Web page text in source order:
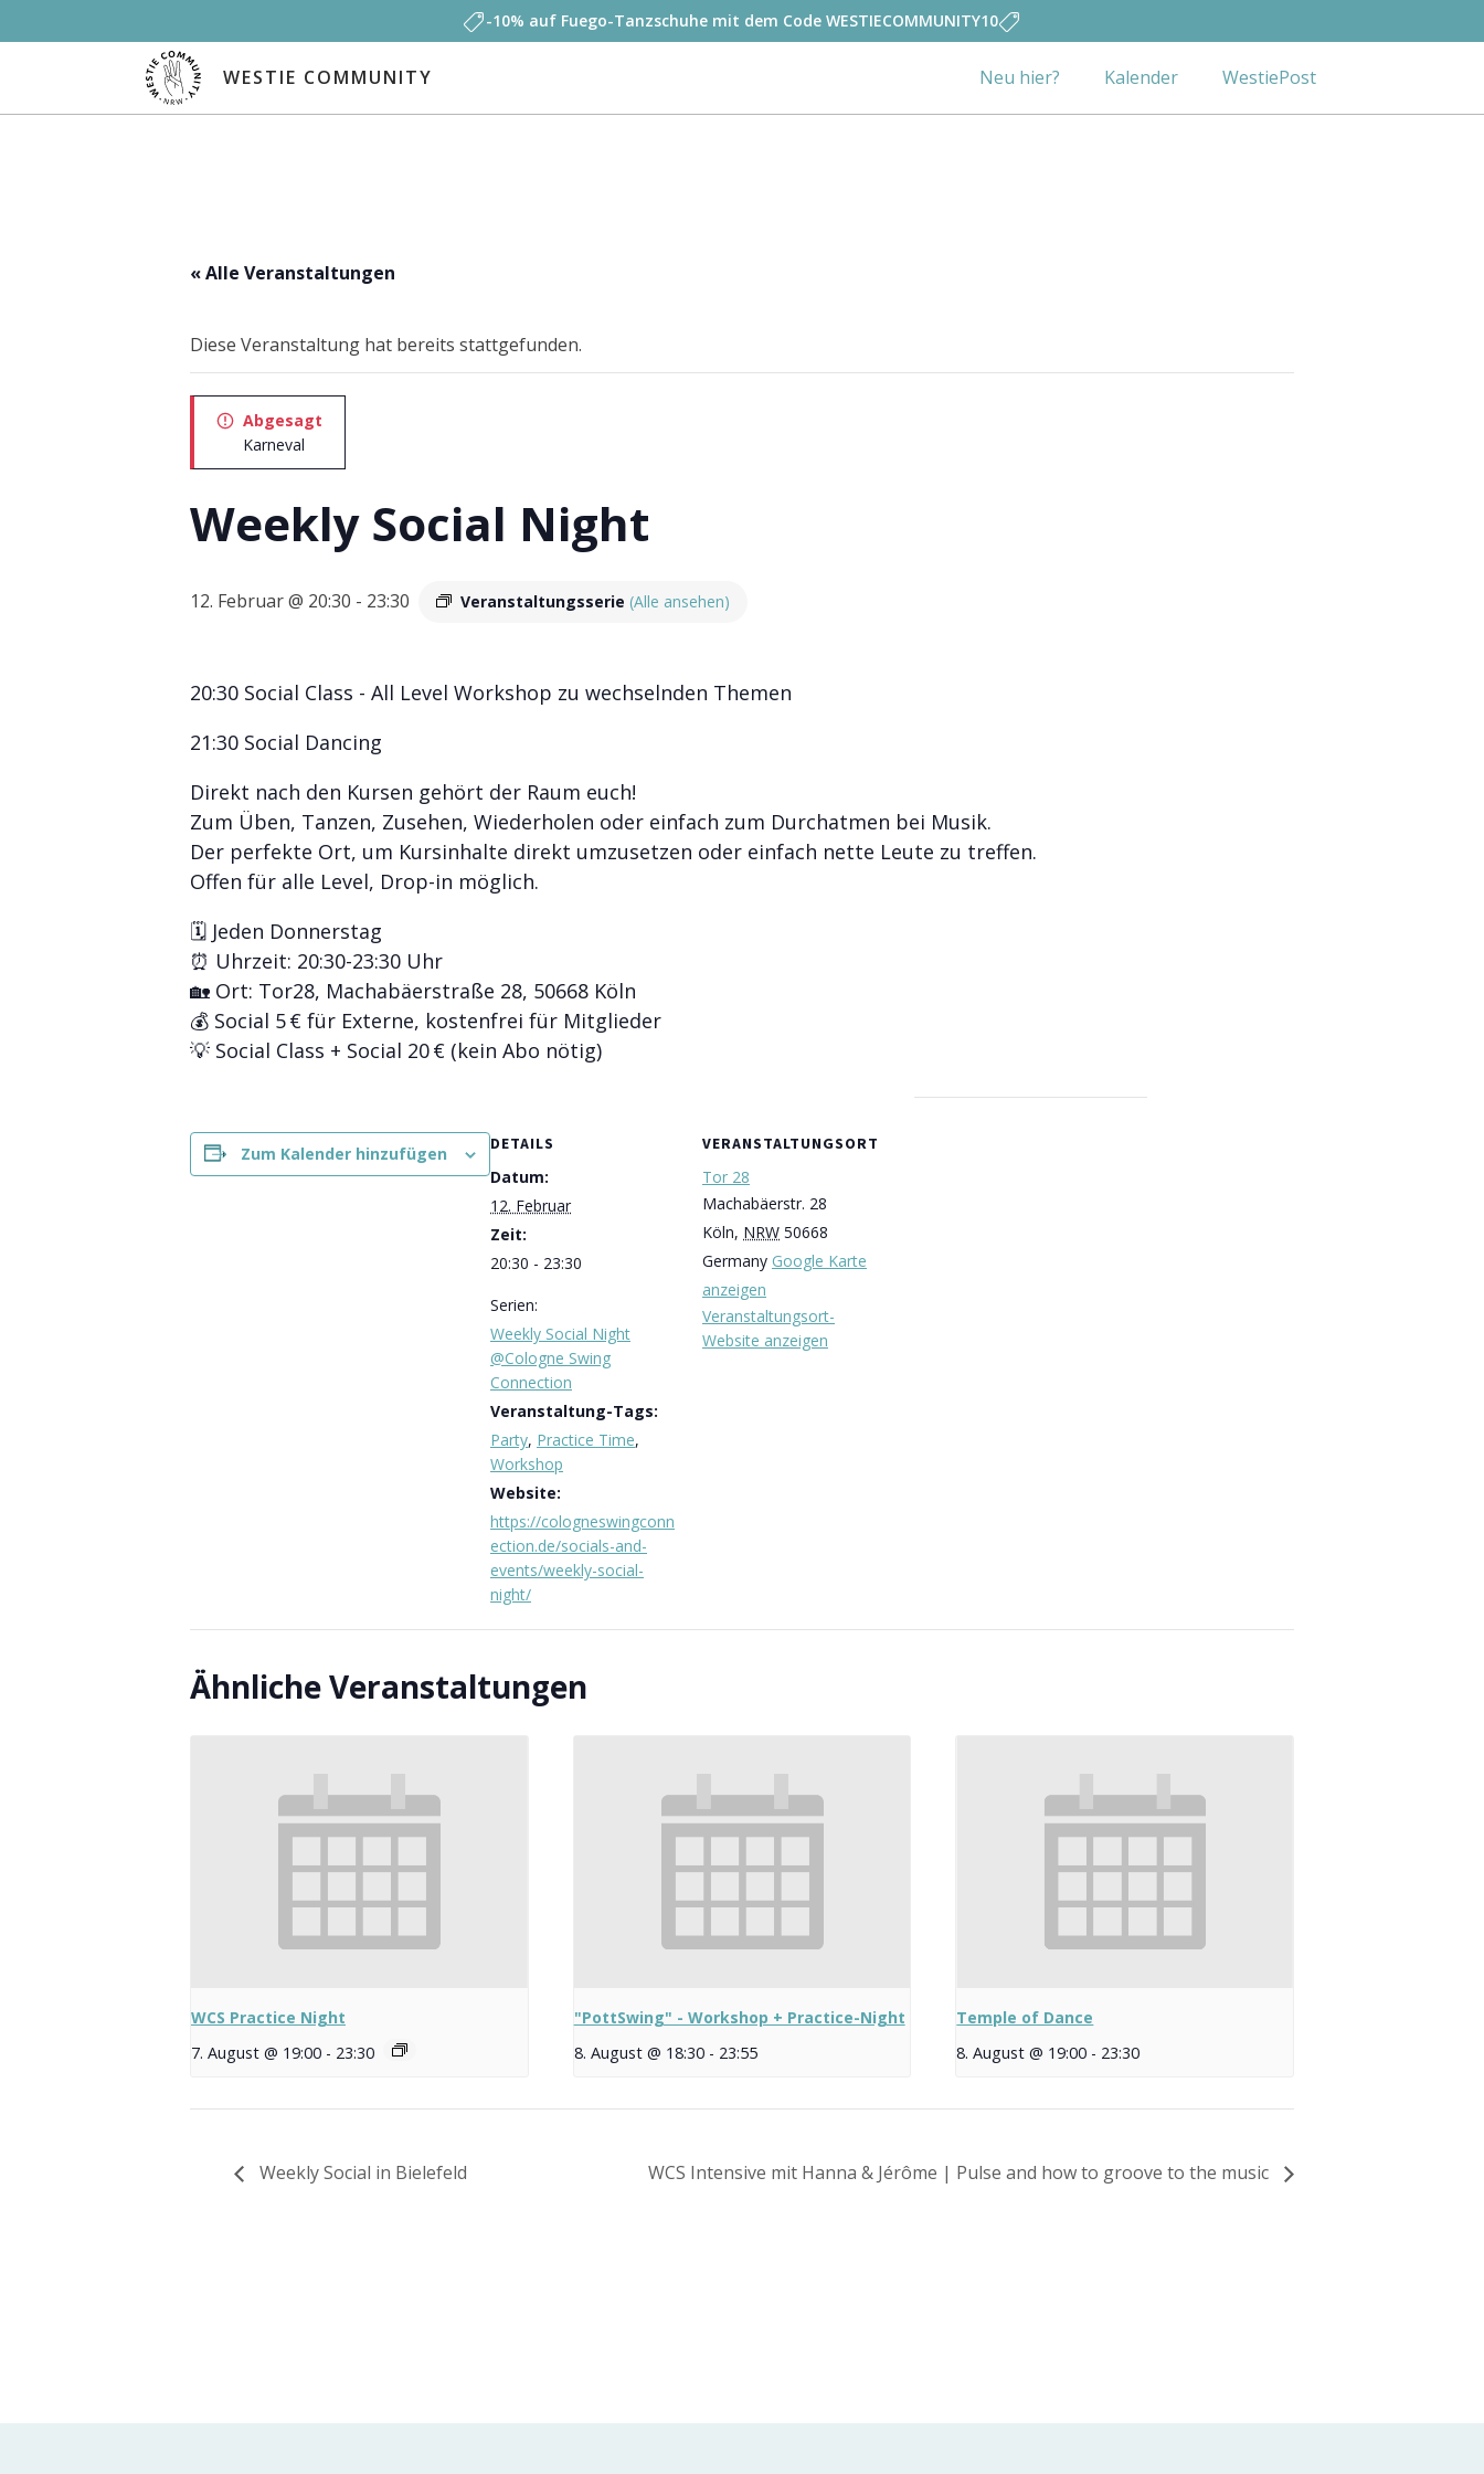
-10% auf Fuego-Tanzschuhe mit dem Code WESTIECOMMUNITY10
WESTIE COMMUNITY Neu hier? Kalender WestiePost
« Alle Veranstaltungen
Diese Veranstaltung hat bereits stattgefunden.
Abgesagt
Karneval
Weekly Social Night
12. Februar @ 20:30 - 23:30 Veranstaltungsserie (Alle ansehen)
20:30 Social Class - All Level Workshop zu wechselnden Themen
21:30 Social Dancing
Direkt nach den Kursen gehört der Raum euch!
Zum Üben, Tanzen, Zusehen, Wiederholen oder einfach zum Durchatmen bei Musik.
Der perfekte Ort, um Kursinhalte direkt umzusetzen oder einfach nette Leute zu treffen.
Offen für alle Level, Drop-in möglich.
🗓 Jeden Donnerstag
⏰ Uhrzeit: 20:30-23:30 Uhr
🏡 Ort: Tor28, Machabäerstraße 28, 50668 Köln
💰 Social 5 € für Externe, kostenfrei für Mitglieder
💡 Social Class + Social 20 € (kein Abo nötig)
Zum Kalender hinzufügen DETAILS
Datum:
12. Februar
Zeit:
20:30 - 23:30
Serien:
Weekly Social Night
@Cologne Swing
Connection
Veranstaltung-Tags:
Party, Practice Time,
Workshop
Website:
https://cologneswingconn
ection.de/socials-and-
events/weekly-social-
night/
VERANSTALTUNGSORT
Tor 28
Machabäerstr. 28
Köln, NRW 50668
Germany Google Karte
anzeigen
Veranstaltungsort-
Website anzeigen
Ähnliche Veranstaltungen
WCS Practice Night
7. August @ 19:00 - 23:30
"PottSwing" - Workshop + Practice-Night
8. August @ 18:30 - 23:55
Temple of Dance
8. August @ 19:00 - 23:30
Weekly Social in Bielefeld WCS Intensive mit Hanna & Jérôme | Pulse and how to groove to the music